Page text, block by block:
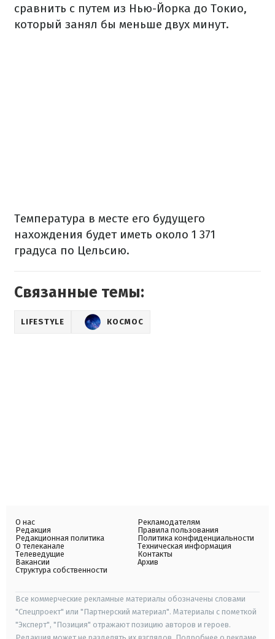
сравнить с путем из Нью-Йорка до Токио,
который занял бы меньше двух минут.
Температура в месте его будущего
нахождения будет иметь около 1 371
градуса по Цельсию.
Связанные темы:
LIFESTYLE КОСМОС
О нас
Редакция
Редакционная политика
О телеканале
Телеведущие
Вакансии
Структура собственности
Рекламодателям
Правила пользования
Политика конфиденциальности
Техническая информация
Контакты
Архив
Все коммерческие рекламные материалы обозначены словами
"Спецпроект" или "Партнерский материал". Материалы с пометкой
"Эксперт", "Позиция" отражают позицию авторов и героев.